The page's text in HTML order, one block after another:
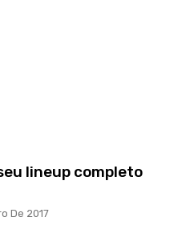
lineup completo
De 2017